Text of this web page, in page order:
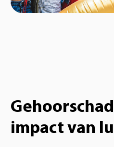
impact van